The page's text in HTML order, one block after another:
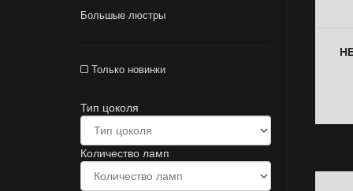
Большые люстры
Только новинки
Тип цоколя
Количество ламп